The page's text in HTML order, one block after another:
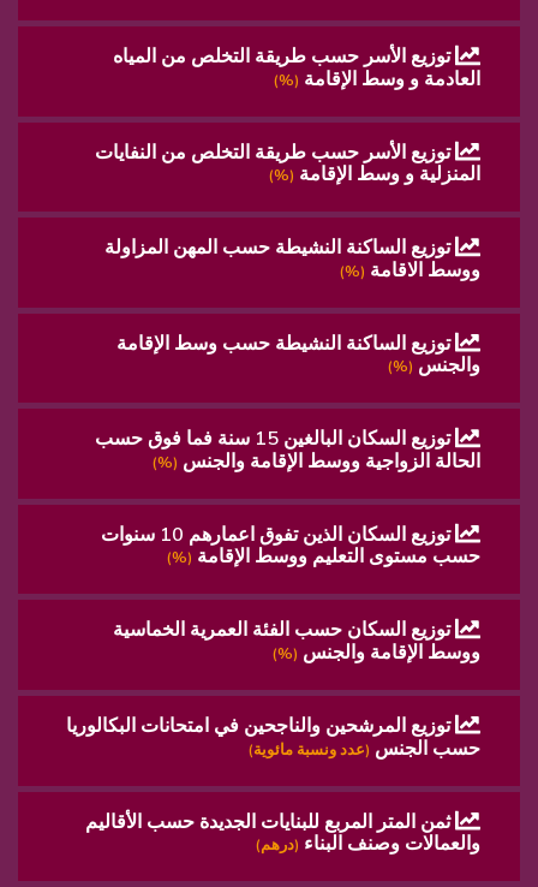
توزيع الأسر حسب طريقة التخلص من المياه
العادمة و وسط الإقامة (%)
توزيع الأسر حسب طريقة التخلص من النفايات
المنزلية و وسط الإقامة (%)
توزيع الساكنة النشيطة حسب المهن المزاولة
ووسط الاقامة (%)
توزيع الساكنة النشيطة حسب وسط الإقامة
والجنس (%)
توزيع السكان البالغين 15 سنة فما فوق حسب
الحالة الزواجية ووسط الإقامة والجنس (%)
توزيع السكان الذين تفوق اعمارهم 10 سنوات
حسب مستوى التعليم ووسط الإقامة (%)
توزيع السكان حسب الفئة العمرية الخماسية
ووسط الإقامة والجنس (%)
توزيع المرشحين والناجحين في امتحانات البكالوريا
حسب الجنس (عدد ونسبة مائوية)
ثمن المتر المربع للبنايات الجديدة حسب الأقاليم
والعمالات وصنف البناء (درهم)